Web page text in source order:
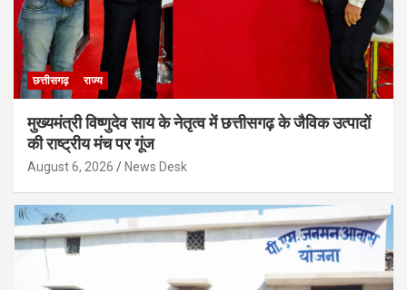
छत्तीसगढ़ राज्य
मुख्यमंत्री विष्णुदेव साय के नेतृत्व में छत्तीसगढ़ के जैविक उत्पादों
की राष्ट्रीय मंच पर गूंज
August 6, 2026 News Desk